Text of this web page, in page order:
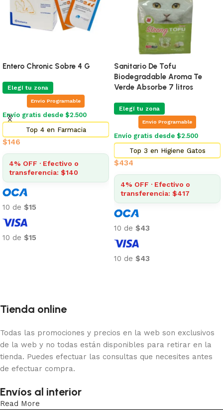
Entero Chronic Sobre 4 G
Elegí tu zona
Envio Programable
Envío gratis desde $2.500
Top 4 en Farmacia
$146
4% OFF · Efectivo o
transferencia: $140
10 de $15
10 de $15
Sanitario De Tofu
Biodegradable Aroma Te
Verde Absorbe 7 litros
Elegí tu zona
Envio Programable
Envío gratis desde $2.500
Top 3 en Higiene Gatos
$434
4% OFF · Efectivo o
transferencia: $417
10 de $43
10 de $43
Tienda online
Todas las promociones y precios en la web son exclusivos
de la web y no todas están disponibles para retirar en la
tienda. Puedes efectuar las consultas que necesites antes
de efectuar compra.
Envíos al interior
Read More